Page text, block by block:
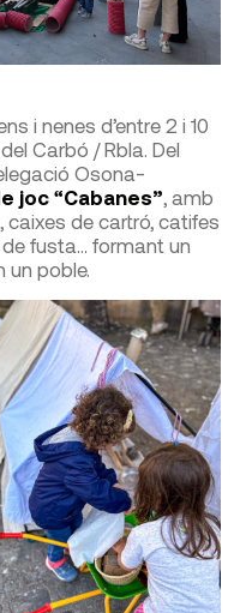
i nenes d’entre 2 i 10
Carbó / Rbla. Del
Osona-
joc “Cabanes”, amb
de cartró, catifes
fusta… formant un
un poble.